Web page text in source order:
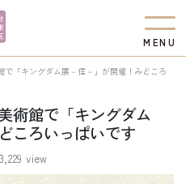
M EN U
で「キングダム展－信－」が開催！みどころ
術館で「キングダム
ころいっぱいです
3,229 view